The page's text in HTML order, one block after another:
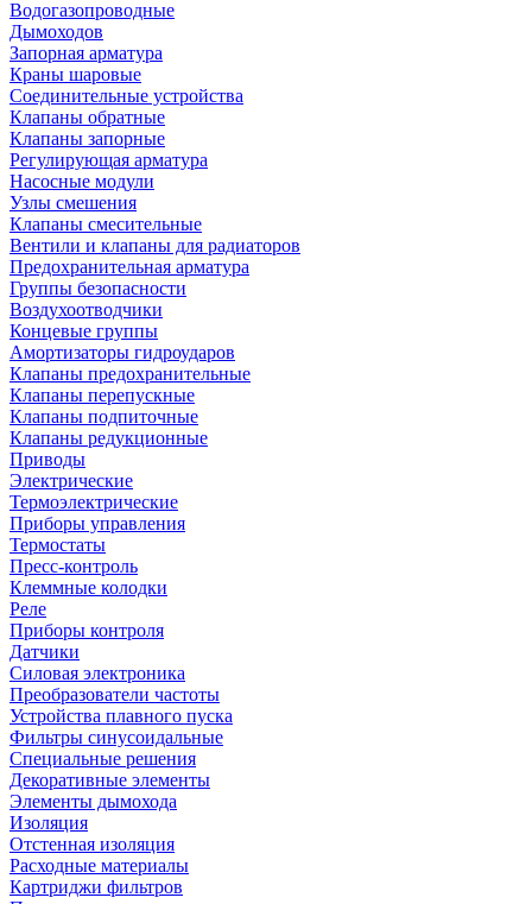
Водогазопроводные
Дымоходов
Запорная арматура
Краны шаровые
Соединительные устройства
Клапаны обратные
Клапаны запорные
Регулирующая арматура
Насосные модули
Узлы смешения
Клапаны смесительные
Вентили и клапаны для радиаторов
Предохранительная арматура
Группы безопасности
Воздухоотводчики
Концевые группы
Амортизаторы гидроударов
Клапаны предохранительные
Клапаны перепускные
Клапаны подпиточные
Клапаны редукционные
Приводы
Электрические
Термоэлектрические
Приборы управления
Термостаты
Пресс-контроль
Клеммные колодки
Реле
Приборы контроля
Датчики
Силовая электроника
Преобразователи частоты
Устройства плавного пуска
Фильтры синусоидальные
Специальные решения
Декоративные элементы
Элементы дымохода
Изоляция
Отстенная изоляция
Расходные материалы
Картриджи фильтров